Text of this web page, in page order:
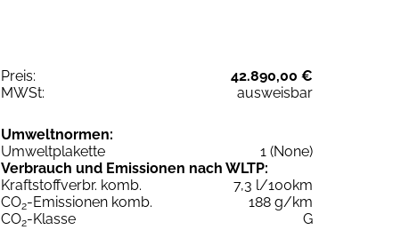
Preis:
42.890,00 €
MWSt:
ausweisbar
Umweltnormen:
Umweltplakette
1 (None)
Verbrauch und Emissionen nach WLTP:
Kraftstoffverbr. komb.
7,3 l/100km
CO2-Emissionen komb.
188 g/km
CO2-Klasse
G